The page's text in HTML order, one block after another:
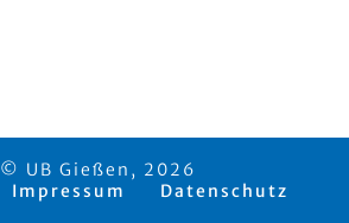
© UB Gießen, 2026
Impressum
Datenschutz